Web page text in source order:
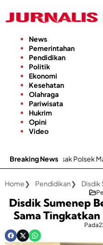
konten
News
Pemerintahan
Pendidikan
Politik
Ekonomi
Kesehatan
Olahraga
Pariwisata
Hukrim
Opini
Video
Breaking News
Masalembu Putus
Home Pendidikan
Disdik Sumenep
Sama
Pada